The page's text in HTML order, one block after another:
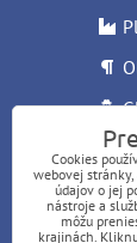
Cookies
webovej
údajov o jej
nástroje a
môžu
krajinách.